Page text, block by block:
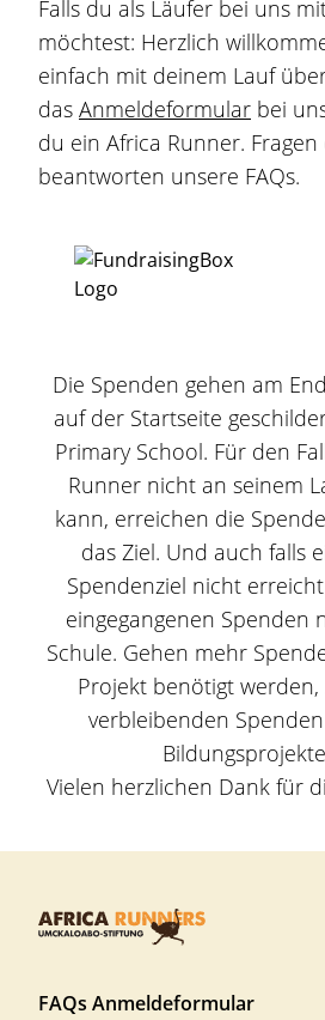
Falls du als Läufer bei uns
möchtest: Herzlich
einfach mit deinem Lauf
das Anmeldeformular bei
du ein Africa Runner. Fragen
beantworten unsere FAQs.
Die Spenden gehen am
auf der Startseite
Primary School. Für den
Runner nicht an seinem
kann, erreichen die
das Ziel. Und auch falls
Spendenziel nicht
eingegangenen Spenden
Schule. Gehen mehr
Projekt benötigt werden,
verbleibenden
Vielen herzlichen Dank für
F
FAQs Anmeldeformular